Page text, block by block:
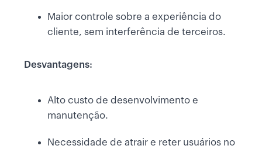
Maior controle sobre a experiência do
cliente, sem interferência de terceiros.
Desvantagens:
Alto custo de desenvolvimento e
manutenção.
Necessidade de atrair e reter usuários no